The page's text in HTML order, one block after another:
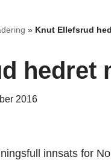
» Knut Ellefsrud
hedret
2016
innsats for